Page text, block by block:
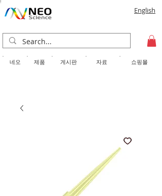
English
​네오 제품 게시판 자료 쇼핑몰